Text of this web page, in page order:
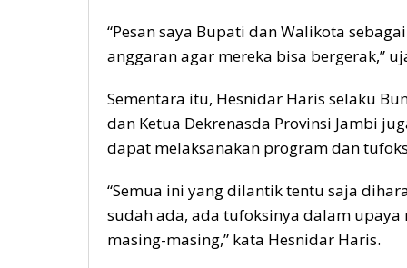
“Pesan saya Bupati dan Walikota
anggaran agar mereka bisa bergerak,”
Sementara itu, Hesnidar Haris selaku
dan Ketua Dekrenasda Provinsi Jambi
dapat melaksanakan program dan
“Semua ini yang dilantik tentu saja
sudah ada, ada tufoksinya dalam
masing-masing,” kata Hesnidar Haris.